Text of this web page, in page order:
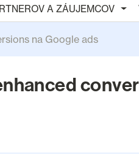
A ZÁUJEMCOV
na Google ads